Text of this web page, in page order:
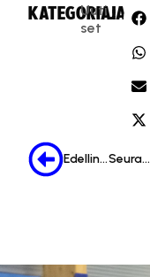
KATEGORIA:
Uuti
set
JAA:
Edellinen Seuraava